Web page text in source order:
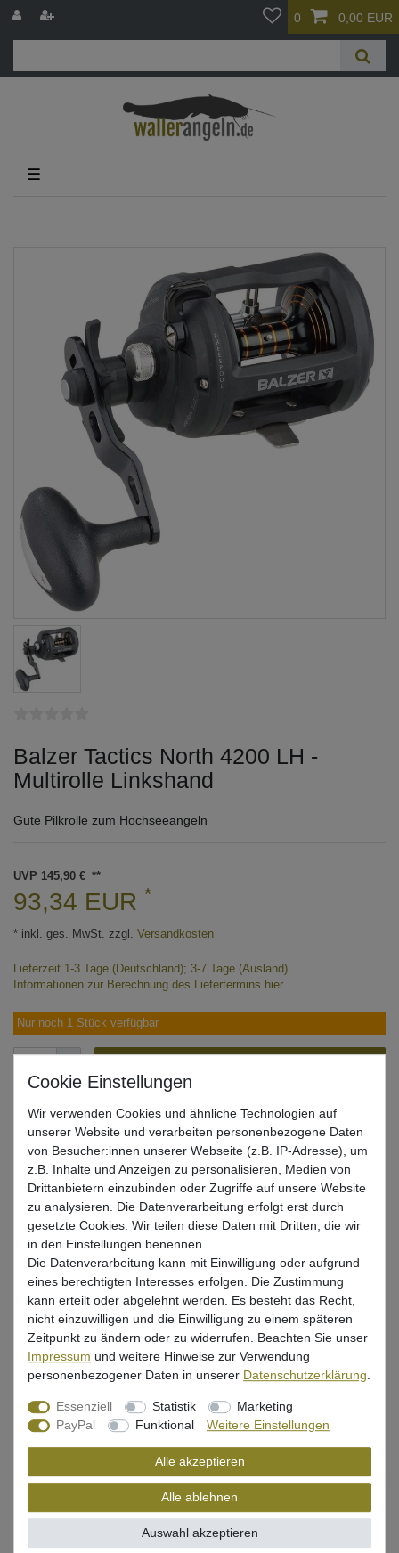
0 0,00 EUR
☰
Balzer Tactics North 4200 LH -
Multirolle Linkshand
Gute Pilkrolle zum Hochseeangeln
UVP 145,90 €
93,34 EUR *
* inkl. ges. MwSt. zzgl. Versandkosten
Lieferzeit 1-3 Tage (Deutschland); 3-7 Tage (Ausland)
Informationen zur Berechnung des Liefertermins hier
Nur noch 1 Stück verfügbar
Wunschliste
Beschreibung
Bewertung
Produktsicherheit
Multirolle von Balzer zum Hochseeangeln auf Dorsche
& andere Meeresfische
Modell: 4200 LH, Schnurfassung: 650m/0,25mm,
Gewicht: 510g
Übersetzung: 5,2:1, Bremskraft: 9kg, Kugellager: 3
Edelstahl-Kugellager + 1 Nadellager
Quick-Stop-System (Q.S.S.) für Sofortstopp des
Rotors
Wir verwenden Cookies und ähnliche Technologien auf
unserer Website und verarbeiten personenbezogene Daten
von Besucher:innen unserer Webseite (z.B. IP-Adresse), um
z.B. Inhalte und Anzeigen zu personalisieren, Medien von
Drittanbietern einzubinden oder Zugriffe auf unsere Website
zu analysieren. Die Datenverarbeitung erfolgt erst durch
gesetzte Cookies. Wir teilen diese Daten mit Dritten, die wir
in den Einstellungen benennen.
Die Datenverarbeitung kann mit Einwilligung oder aufgrund
eines berechtigten Interesses erfolgen. Die Zustimmung
kann erteilt oder abgelehnt werden. Es besteht das Recht,
nicht einzuwilligen und die Einwilligung zu einem späteren
Zeitpunkt zu ändern oder zu widerrufen. Beachten Sie unser
Impressum und weitere Hinweise zur Verwendung
personenbezogener Daten in unserer Daten­schutz­erklärung
Essenziell Statistik
Marketing
PayPal
Funktional Weitere Einstellungen
Alle akzeptieren
Alle ablehnen
Auswahl akzeptieren